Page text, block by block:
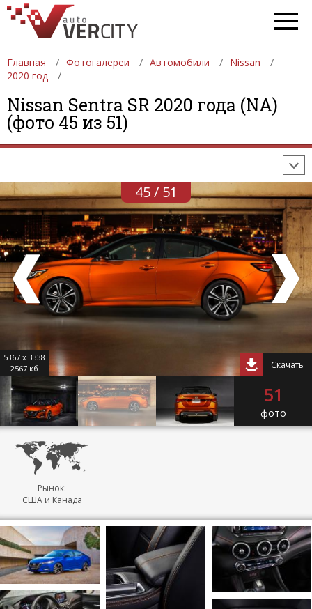
Главная Фотогалереи Автомобили
Nissan
2020 год
Nissan Sentra SR 2020 года (NA)
(фото 45 из 51)
ФОТОГАЛЕРЕИ АВТОМОБИЛИ
ДЕВУШКИ
АВТОСАЛОНЫ
ФОРМУЛА-1
45 / 51
5367 x 3338
2567 кб
Скачать
51
фото
Рынок:
США и Канада